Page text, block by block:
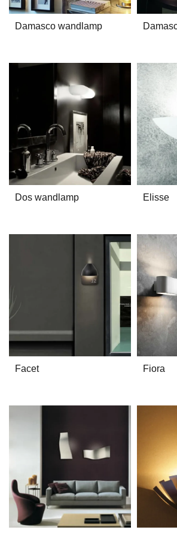
Damasco wandlamp
Dos wandlamp Elisse
Facet Fiora